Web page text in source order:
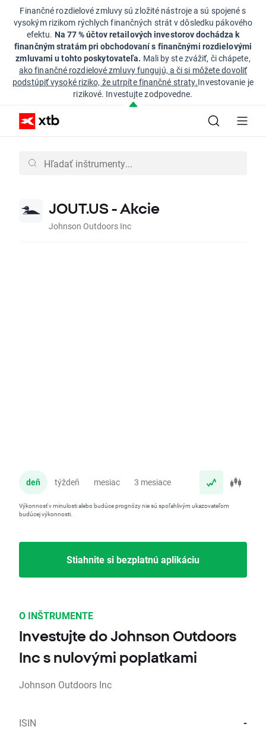
Finančné rozdielové zmluvy sú zložité nástroje a sú spojené s
vysokým rizikom rýchlych finančných strát v dôsledku pákového
efektu. Na 77 % účtov retailových investorov dochádza k
finančným stratám pri obchodovaní s finančnými rozdielovými
zmluvami u tohto poskytovateľa. Mali by ste zvážiť, či chápete,
ako finančné rozdielové zmluvy fungujú, a či si môžete dovoliť
podstúpiť vysoké riziko, že utrpíte finančné straty.Investovanie je
rizikové. Investujte zodpovedne.
JOUT.US - Akcie
Johnson Outdoors Inc
deň týždeň mesiac 3 mesiace
Výkonnosť v minulosti alebo budúce prognózy nie sú spoľahlivým ukazovateľom
budúcej výkonnosti.
Stiahnite si bezplatnú aplikáciu
O INŠTRUMENTE
Investujte do Johnson Outdoors
Inc s nulovými poplatkami
Johnson Outdoors Inc
ISIN -